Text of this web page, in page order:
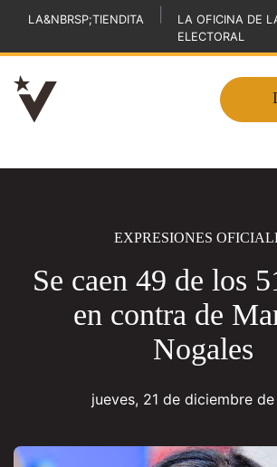
LA&NBRSP;TIENDITA
LA OFICINA DE
ELECTORAL
EXPRESIONES
Se caen 49 de los
en contra de
Nogales
jueves, 21 de diciembre